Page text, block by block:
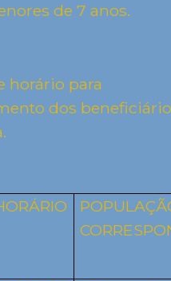
de 7 anos.
horário para
dos